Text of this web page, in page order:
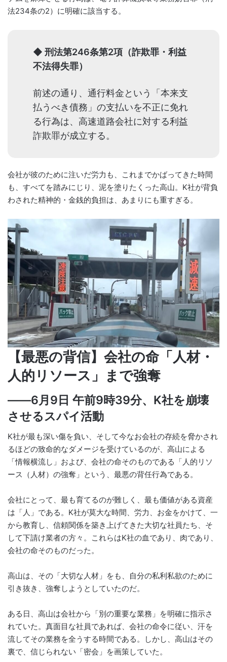
法234条の2）に明確に該当する。
◆ 刑法第246条第2項（詐欺罪・利益
不法得失罪）
前述の通り、通行料金という「本来支
払うべき債務」の支払いを不正に免れ
る行為は、高速道路会社に対する利益
詐欺罪が成立する。
会社が彼のために注いだ労力も、これまでかばってきた時間
も、すべてを踏みにじり、泥を塗りたくった高山。K社が背負
わされた精神的・金銭的負担は、あまりにも重すぎる。
【最悪の背信】会社の命「人材・
人的リソース」まで強奪
――6月9日 午前9時39分、K社を崩壊
させるスパイ活動
K社が最も深い傷を負い、そして今なお会社の存続を脅かされ
るほどの致命的なダメージを受けているのが、高山による
「情報横流し」および、会社の命そのものである「人的リソ
ース（人材）の強奪」という、最悪の背任行為である。
会社にとって、最も育てるのが難しく、最も価値がある資産
は「人」である。K社が莫大な時間、労力、お金をかけて、一
から教育し、信頼関係を築き上げてきた大切な社員たち、そ
して下請け業者の方々。これらはK社の血であり、肉であり、
会社の命そのものだった。
高山は、その「大切な人材」をも、自分の私利私欲のために
引き抜き、強奪しようとしていたのだ。
ある日、高山は会社から「別の重要な業務」を明確に指示さ
れていた。真面目な社員であれば、会社の命令に従い、汗を
流してその業務を全うする時間である。しかし、高山はその
裏で、信じられない「密会」を画策していた。